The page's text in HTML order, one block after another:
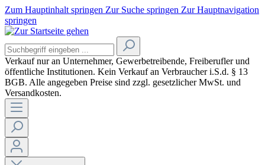
Zum Hauptinhalt springen Zur Suche springen Zur Hauptnavigation
springen
Verkauf nur an Unternehmer, Gewerbetreibende, Freiberufler und
öffentliche Institutionen. Kein Verkauf an Verbraucheri.S.d. § 13
BGB. Alle angegeben Preise sind zzgl. gesetzlicher MwSt. und
Versandkosten.